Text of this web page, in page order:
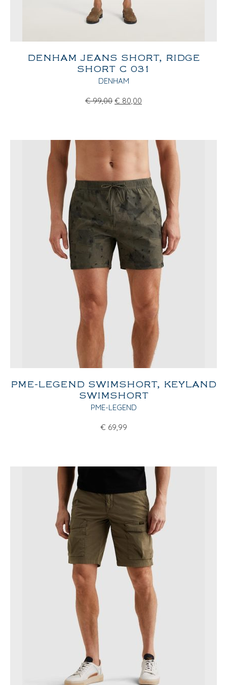
DENHAM JEANS SHORT, RIDGE
SHORT C 031
DENHAM
€ 99,00 € 80,00
PME-LEGEND SWIMSHORT, KEYLAND
SWIMSHORT
PME-LEGEND
€ 69,99